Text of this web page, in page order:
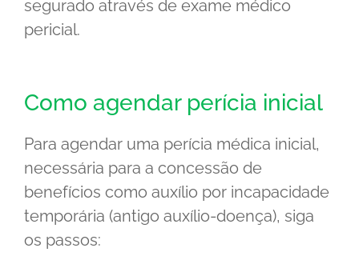
segurado através de exame médico
pericial.
Como agendar perícia inicial
Para agendar uma perícia médica inicial,
necessária para a concessão de
benefícios como auxílio por incapacidade
temporária (antigo auxílio-doença), siga
os passos: